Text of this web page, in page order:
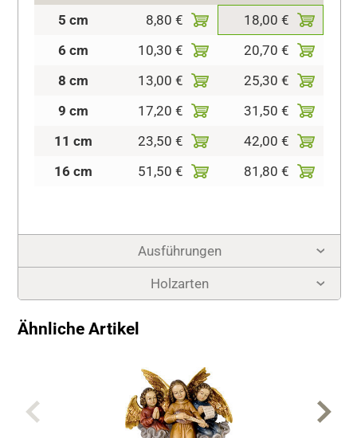
5 cm
8,80 €
18,00 €
6 cm
10,30 €
20,70 €
8 cm
13,00 €
25,30 €
9 cm
17,20 €
31,50 €
11 cm
23,50 €
42,00 €
16 cm
51,50 € 81,80 €
Ausführungen
Holzarten
Ähnliche Artikel